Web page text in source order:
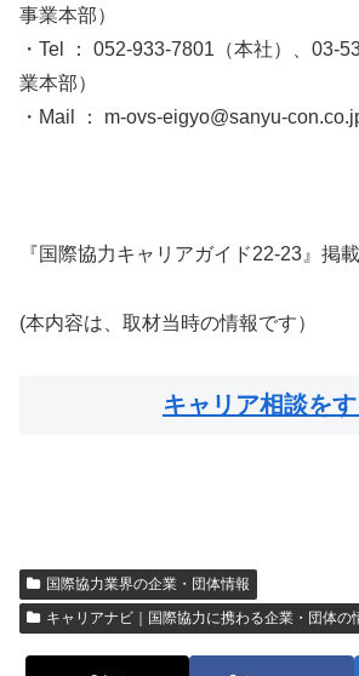
事業本部）
・Tel ： 052-933-7801（本社）、03-
業本部）
・Mail ： m-ovs-eigyo@sanyu-
『国際協力キャリアガイド22-23』掲載
(本内容は、取材当時の情報です）
キャリア相談を
国際協力業界の企業・団体情報
キャリアナビ｜国際協力に携わる企業・団体の